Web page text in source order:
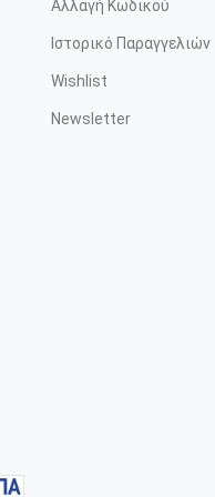
Αλλαγή Κωδικού
Ιστορικό Παραγγελιών
Wishlist
Newsletter